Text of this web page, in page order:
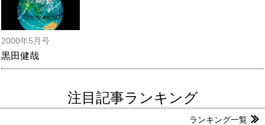
2000年5月号
黒田健哉
注目記事ランキング
ランキング一覧